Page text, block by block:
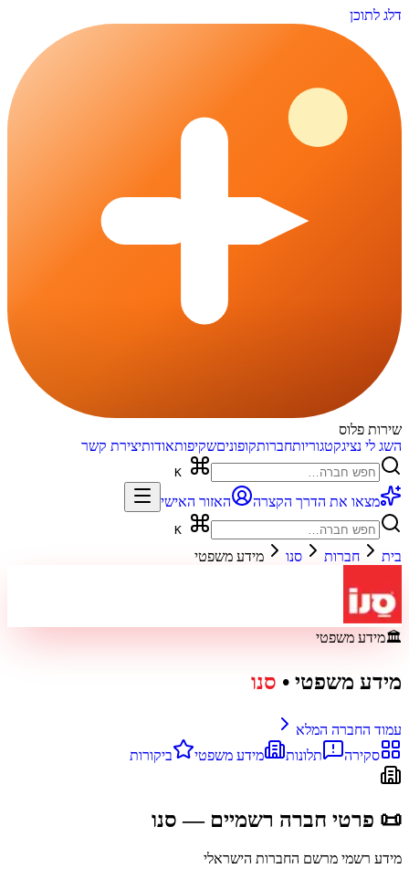
דלג לתוכן
שירות פלוס
השג לי נציגקטגוריותחברותקופוניםשקיפותאודותיצירת קשר
מצאו את הדרך הקצרה האזור האישי
בית חברות סנו מידע משפטי
🏛️מידע משפטי
מידע משפטי • סנו
עמוד החברה המלא
סקירה
תלונות מידע משפטי ביקורות
📜 פרטי חברה רשמיים — סנו
מידע רשמי מרשם החברות הישראלי